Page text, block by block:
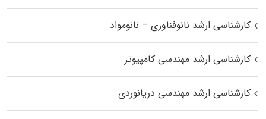
کارشناسی ارشد نانوفناوری – نانومواد
کارشناسی ارشد مهندسی کامپیوتر
کارشناسی ارشد مهندسی دریانوردی